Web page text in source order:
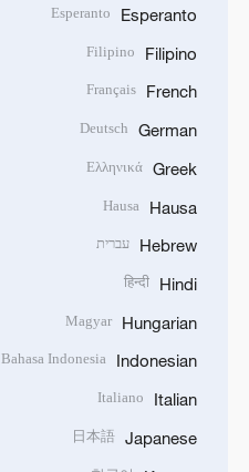
Esperanto
Esperanto
Filipino
Filipino
French
Français
German
Deutsch
Greek
Ελληνικά
Hausa
Hausa
Hebrew עברית
Hindi
हिन्दी
Hungarian
Magyar
Indonesian
Bahasa Indonesia
Italian
Italiano
Japanese
日本語